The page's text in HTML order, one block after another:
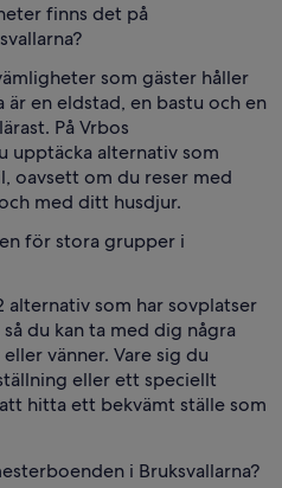
finns det på
som gäster håller
en eldstad, en bastu och en
På Vrbos
upptäcka alternativ som
oavsett om du reser med
med ditt husdjur.
för stora grupper i
alternativ som har sovplatser
du kan ta med dig några
vänner. Vare sig du
eller ett speciellt
hitta ett bekvämt ställe som
i Bruksvallarna?